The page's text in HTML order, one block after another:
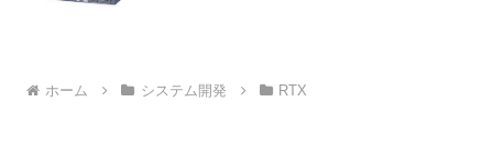
ホーム システム開発 RTX